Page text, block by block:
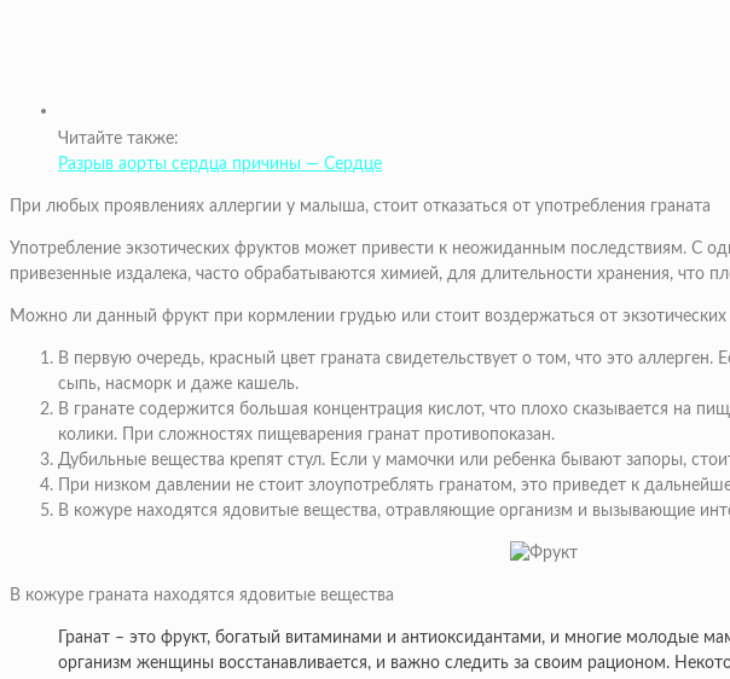
Читайте также:
Разрыв аорты сердца причины — Сердце
При любых проявлениях аллергии у малыша, стоит отказаться от употребления граната
Употребление экзотических фруктов может привести к неожиданным последствиям. С
привезенные издалека, часто обрабатываются химией, для длительности хранения, что
Можно ли данный фрукт при кормлении грудью или стоит воздержаться от
В первую очередь, красный цвет граната свидетельствует о том, что это
сыпь, насморк и даже кашель.
В гранате содержится большая концентрация кислот, что плохо сказывается на
колики. При сложностях пищеварения гранат противопоказан.
Дубильные вещества крепят стул. Если у мамочки или ребенка бывают запоры,
При низком давлении не стоит злоупотреблять гранатом, это приведет к
В кожуре находятся ядовитые вещества, отравляющие организм и вызывающие
В кожуре граната находятся ядовитые вещества
Гранат – это фрукт, богатый витаминами и антиоксидантами, и многие молодые
организм женщины восстанавливается, и важно следить за своим рационом.